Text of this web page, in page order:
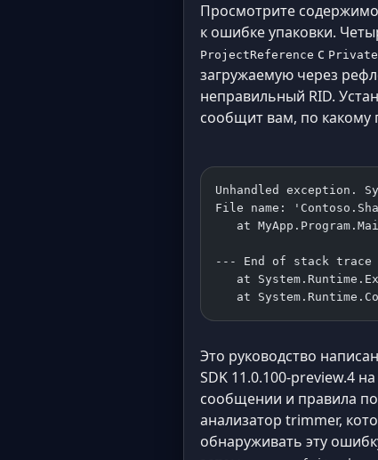
Просмотрите
к ошибке упаковки.
ProjectReference с
загружаемую через
неправильный RID.
сообщит вам, по какому
Unhandled exception.
File name:
at
--- End of stack
at
at
Это руководство
SDK 11.0.100-preview.4
сообщении и правила
анализатор trimmer,
обнаруживать эту